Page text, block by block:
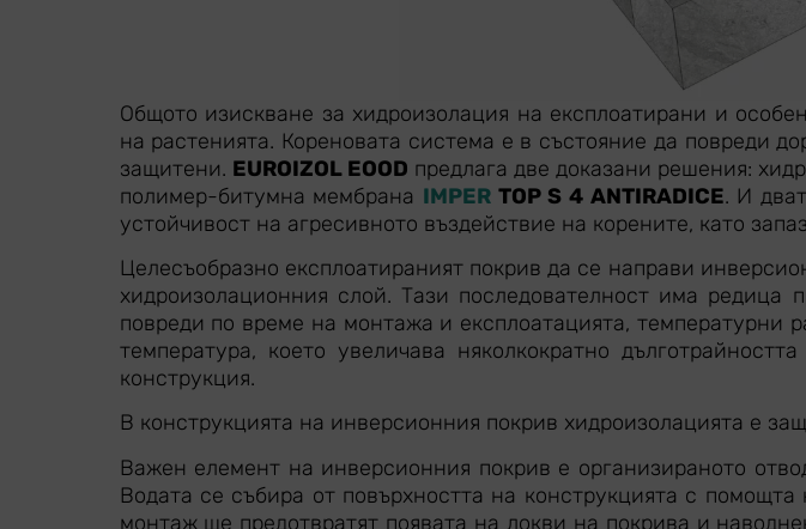
Общото изискване за хидроизолация на експлоатирани и
на растенията. Кореновата система е в състояние да повреди
защитени. EUROIZOL EOOD предлага две доказани решения:
полимер-битумна мембрана IMPERTOP S 4 ANTIRADICE. И
устойчивост на агресивното въздействие на корените, като
Целесъобразно експлоатираният покрив да се направи
хидроизолационния слой. Тази последователност има
повреди по време на монтажа и експлоатацията, температурни
температура, което увеличава няколкократно
конструкция.
В конструкцията на инверсионния покрив хидроизолацията е
Важен елемент на инверсионния покрив е организираното
Водата се събира от повърхността на конструкцията с
монтаж ще предотвратят появата на локви на покрива и